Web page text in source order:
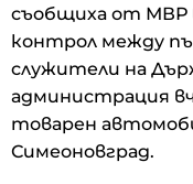
съобщиха от МВР
контрол между
служители на
администрация
товарен
Симеоновград.